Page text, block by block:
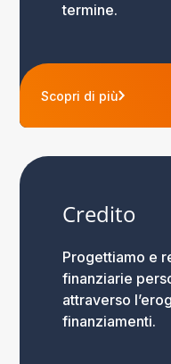
termine.
Scopri di più
Credito
Progettiamo e
finanziarie
attraverso
finanziamenti.